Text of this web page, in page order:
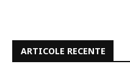
ARTICOLE RECENTE